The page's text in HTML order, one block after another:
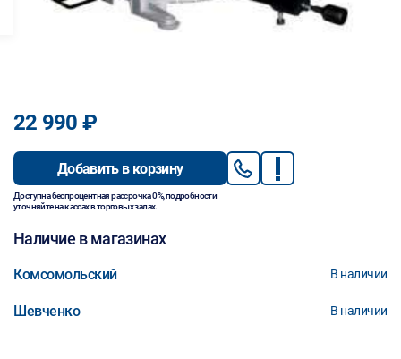
22 990 ₽
Добавить в корзину
Доступна беспроцентная рассрочка 0%, подробности
уточняйте на кассах в торговых залах.
Наличие в магазинах
Комсомольский В наличии
Шевченко В наличии